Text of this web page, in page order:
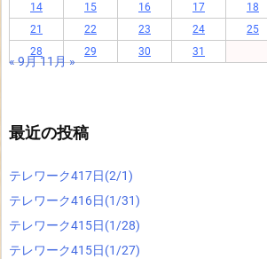
14
15 16 17 18
21
22 23 24 25
28
29 30 31
« 9月11月 »
最近の投稿
テレワーク417日(2/1)
テレワーク416日(1/31)
テレワーク415日(1/28)
テレワーク415日(1/27)